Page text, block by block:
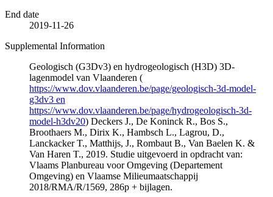
End date
2019-11-26
Supplemental Information
Geologisch (G3Dv3) en hydrogeologisch (H3D) 3D-
lagenmodel van Vlaanderen (
https://www.dov.vlaanderen.be/page/geologisch-3d-model-
g3dv3 en
https://www.dov.vlaanderen.be/page/hydrogeologisch-3d-
model-h3dv20) Deckers J., De Koninck R., Bos S.,
Broothaers M., Dirix K., Hambsch L., Lagrou, D.,
Lanckacker T., Matthijs, J., Rombaut B., Van Baelen K. &
Van Haren T., 2019. Studie uitgevoerd in opdracht van:
Vlaams Planbureau voor Omgeving (Departement
Omgeving) en Vlaamse Milieumaatschappij
2018/RMA/R/1569, 286p + bijlagen.